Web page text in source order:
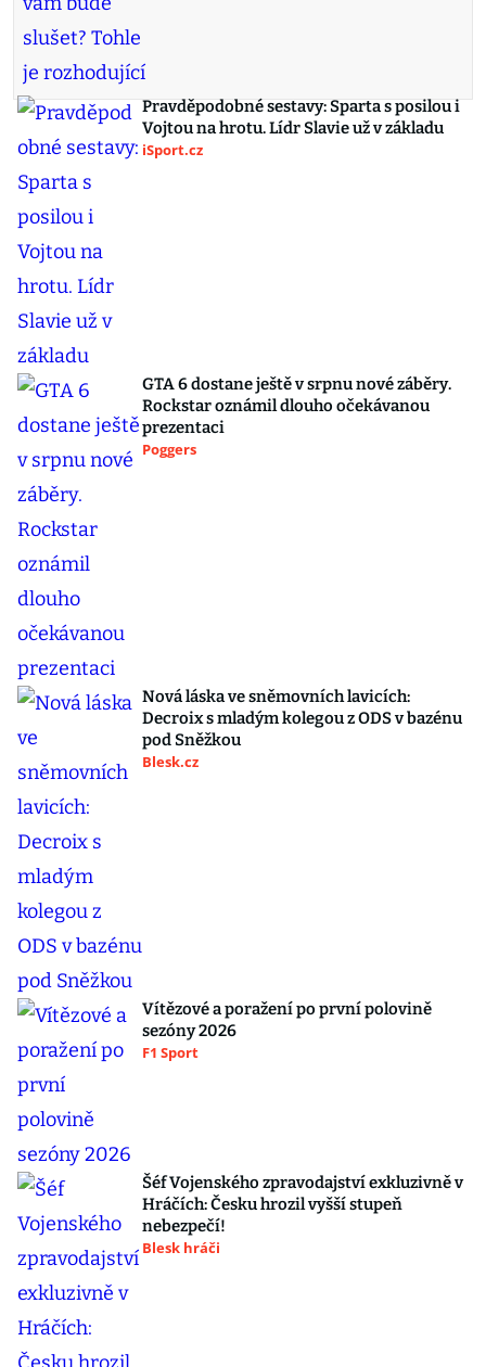
Pravděpodobné sestavy: Sparta s posilou i
Vojtou na hrotu. Lídr Slavie už v základu
iSport.cz
GTA 6 dostane ještě v srpnu nové záběry.
Rockstar oznámil dlouho očekávanou
prezentaci
Poggers
Nová láska ve sněmovních lavicích:
Decroix s mladým kolegou z ODS v bazénu
pod Sněžkou
Blesk.cz
Vítězové a poražení po první polovině
sezóny 2026
F1 Sport
Šéf Vojenského zpravodajství exkluzivně v
Hráčích: Česku hrozil vyšší stupeň
nebezpečí!
Blesk hráči